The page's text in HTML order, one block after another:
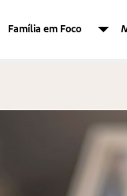
Família em Foco